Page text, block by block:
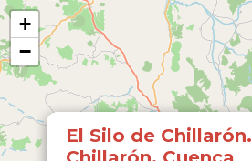
El Silo de Chillarón.
+
−